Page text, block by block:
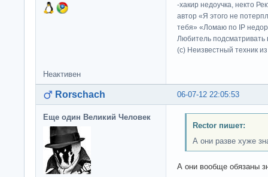
-хакир недоучка, некто
автор «Я этого не
тебя» «Ломаю по IP
Любитель подсматривать
(c) Неизвестный техник
Неактивен
06-07-12 22:05:53
Rorschach
Еще один Великий Человек
Rector пишет:
А они разве хуже
А они вообще обязаны